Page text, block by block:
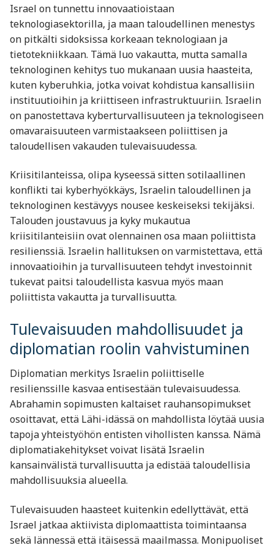
Israel on tunnettu innovaatioistaan
teknologiasektorilla, ja maan taloudellinen menestys
on pitkälti sidoksissa korkeaan teknologiaan ja
tietotekniikkaan. Tämä luo vakautta, mutta samalla
teknologinen kehitys tuo mukanaan uusia haasteita,
kuten kyberuhkia, jotka voivat kohdistua kansallisiin
instituutioihin ja kriittiseen infrastruktuuriin. Israelin
on panostettava kyberturvallisuuteen ja teknologiseen
omavaraisuuteen varmistaakseen poliittisen ja
taloudellisen vakauden tulevaisuudessa.
Kriisitilanteissa, olipa kyseessä sitten sotilaallinen
konflikti tai kyberhyökkäys, Israelin taloudellinen ja
teknologinen kestävyys nousee keskeiseksi tekijäksi.
Talouden joustavuus ja kyky mukautua
kriisitilanteisiin ovat olennainen osa maan poliittista
resilienssiä. Israelin hallituksen on varmistettava, että
innovaatioihin ja turvallisuuteen tehdyt investoinnit
tukevat paitsi taloudellista kasvua myös maan
poliittista vakautta ja turvallisuutta.
Tulevaisuuden mahdollisuudet ja
diplomatian roolin vahvistuminen
Diplomatian merkitys Israelin poliittiselle
resilienssille kasvaa entisestään tulevaisuudessa.
Abrahamin sopimusten kaltaiset rauhansopimukset
osoittavat, että Lähi-idässä on mahdollista löytää uusia
tapoja yhteistyöhön entisten vihollisten kanssa. Nämä
diplomatiakehitykset voivat lisätä Israelin
kansainvälistä turvallisuutta ja edistää taloudellisia
mahdollisuuksia alueella.
Tulevaisuuden haasteet kuitenkin edellyttävät, että
Israel jatkaa aktiivista diplomaattista toimintaansa
sekä lännessä että itäisessä maailmassa. Monipuoliset